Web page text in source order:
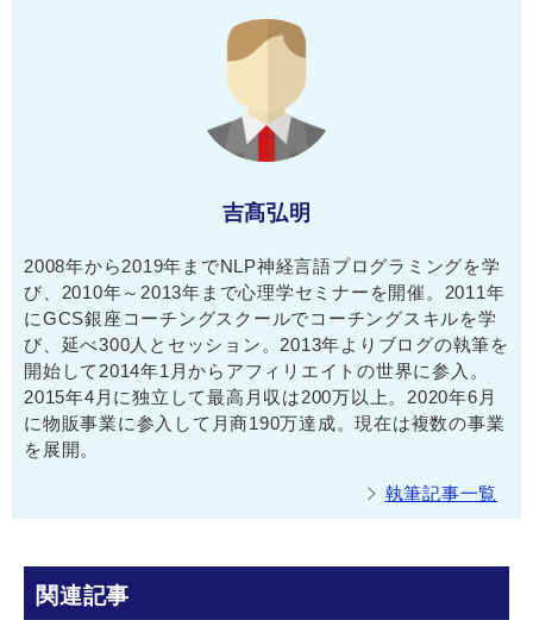
吉髙弘明
2008年から2019年までNLP神経言語プログラミングを学
び、2010年～2013年まで心理学セミナーを開催。2011年
にGCS銀座コーチングスクールでコーチングスキルを学
び、延べ300人とセッション。2013年よりブログの執筆を
開始して2014年1月からアフィリエイトの世界に参入。
2015年4月に独立して最高月収は200万以上。2020年6月
に物販事業に参入して月商190万達成。現在は複数の事業
を展開。
執筆記事一覧
関連記事